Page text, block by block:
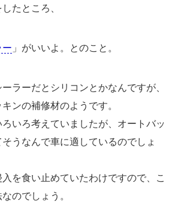
たところ、
ー 」がいいよ。とのこと。
ラーだとシリコンとかなんですが、
ンの補修材のようです。
いろ考えていましたが、オートバッ
うなんで車に適しているのでしょ
を食い止めていたわけですので、こ
のでしょう。